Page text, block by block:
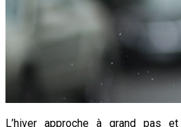
L’hiver approche à grand pas